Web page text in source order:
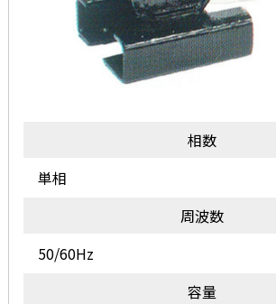
相数
単相
周波数
50/60Hz
容量